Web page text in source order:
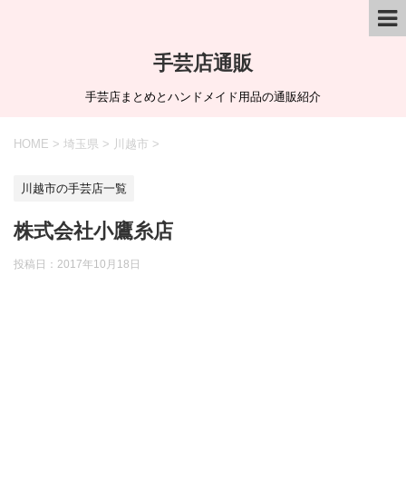
手芸店通販
手芸店まとめとハンドメイド用品の通販紹介
HOME > 埼玉県 > 川越市 >
川越市の手芸店一覧
株式会社小鷹糸店
投稿日： 2017年10月18日